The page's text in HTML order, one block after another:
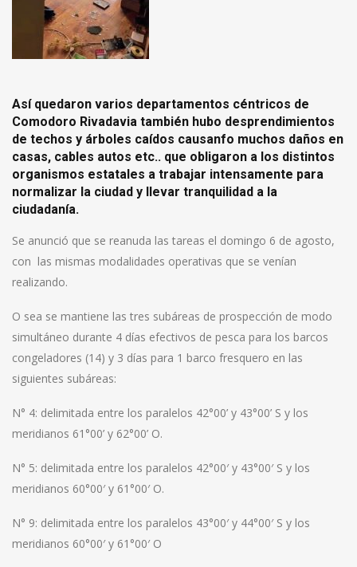
Así quedaron varios departamentos céntricos de
Comodoro Rivadavia también hubo desprendimientos
de techos y árboles caídos causanfo muchos daños en
casas, cables autos etc.. que obligaron a los distintos
organismos estatales a trabajar intensamente para
normalizar la ciudad y llevar tranquilidad a la
ciudadanía.
Se anunció que se reanuda las tareas el domingo 6 de agosto,
con las mismas modalidades operativas que se venían
realizando.
O sea se mantiene las tres subáreas de prospección de modo
simultáneo durante 4 días efectivos de pesca para los barcos
congeladores (14) y 3 días para 1 barco fresquero en las
siguientes subáreas:
N° 4: delimitada entre los paralelos 42°00’ y 43°00’ S y los
meridianos 61°00’ y 62°00’ O.
N° 5: delimitada entre los paralelos 42°00′ y 43°00′ S y los
meridianos 60°00′ y 61°00′ O.
N° 9: delimitada entre los paralelos 43°00′ y 44°00′ S y los
meridianos 60°00′ y 61°00′ O